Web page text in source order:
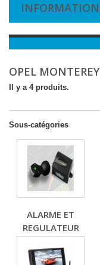
INFORMATION
OPEL MONTEREY
Il y a 4 produits.
Sous-catégories
ALARME ET
REGULATEUR